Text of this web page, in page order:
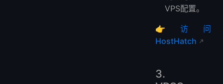
VPS配置。
👉 访问
HostHatch
3.